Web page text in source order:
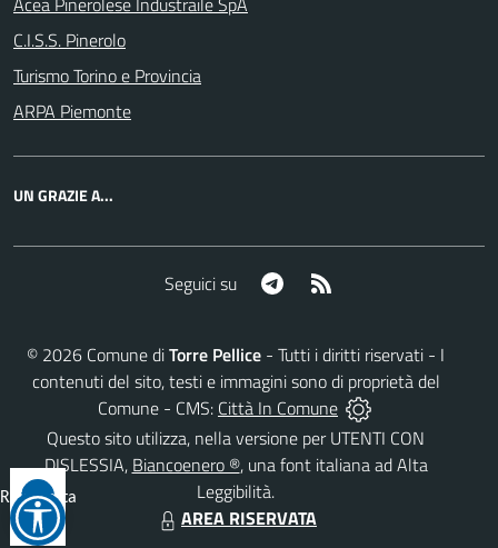
C.I.S.S. Pinerolo
Turismo Torino e Provincia
ARPA Piemonte
UN GRAZIE A...
Seguici su Telegram
© 2026 Comune diTorre Pellice - Tutti i diritti riservati - I
contenuti del sito, testi e immagini sono di proprietà del
Comune - CMS: Città In Comune
Questo sito utilizza, nella versione per UTENTI CON
DISLESSIA, Biancoenero ®, una font italiana ad Alta
Leggibilità.
AREA RISERVATA
Reimposta
tutto